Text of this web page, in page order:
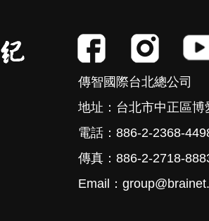
傳智國際台北總公司
地址：台北市中正區博
電話：886-2-2368-
傳真：886-2-2718-
Email：